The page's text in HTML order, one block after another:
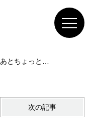
あとちょっと…
次の記事